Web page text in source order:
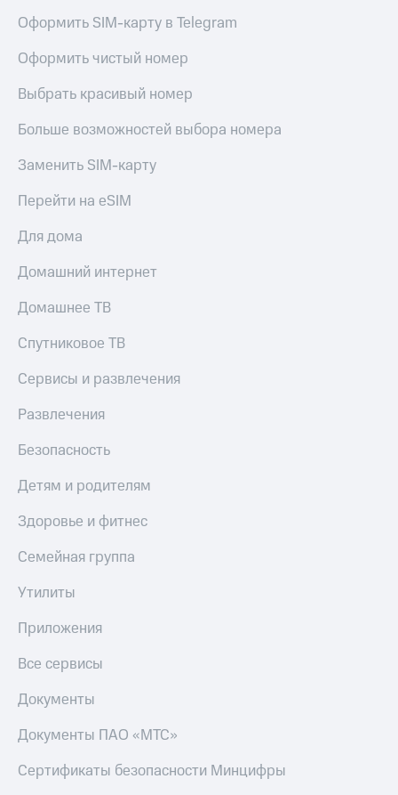
Оформить SIM-карту в Telegram
Оформить чистый номер
Выбрать красивый номер
Больше возможностей выбора номера
Заменить SIM-карту
Перейти на eSIM
Для дома
Домашний интернет
Домашнее ТВ
Спутниковое ТВ
Сервисы и развлечения
Развлечения
Безопасность
Детям и родителям
Здоровье и фитнес
Семейная группа
Утилиты
Приложения
Все сервисы
Документы
Документы ПАО «МТС»
Сертификаты безопасности Минцифры